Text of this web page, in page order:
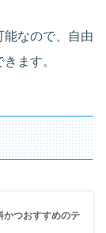
能なので、自由
ます。
かつおすすめのテ